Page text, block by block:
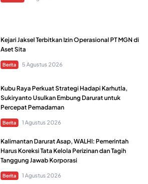
Kejari Jaksel Terbitkan Izin Operasional PT MGN di
Aset Sita
Berita 5 Agustus 2026
Kubu Raya Perkuat Strategi Hadapi Karhutla,
Sukiryanto Usulkan Embung Darurat untuk
Percepat Pemadaman
Berita 1 Agustus 2026
Kalimantan Darurat Asap, WALHI: Pemerintah
Harus Koreksi Tata Kelola Perizinan dan Tagih
Tanggung Jawab Korporasi
Berita 1 Agustus 2026